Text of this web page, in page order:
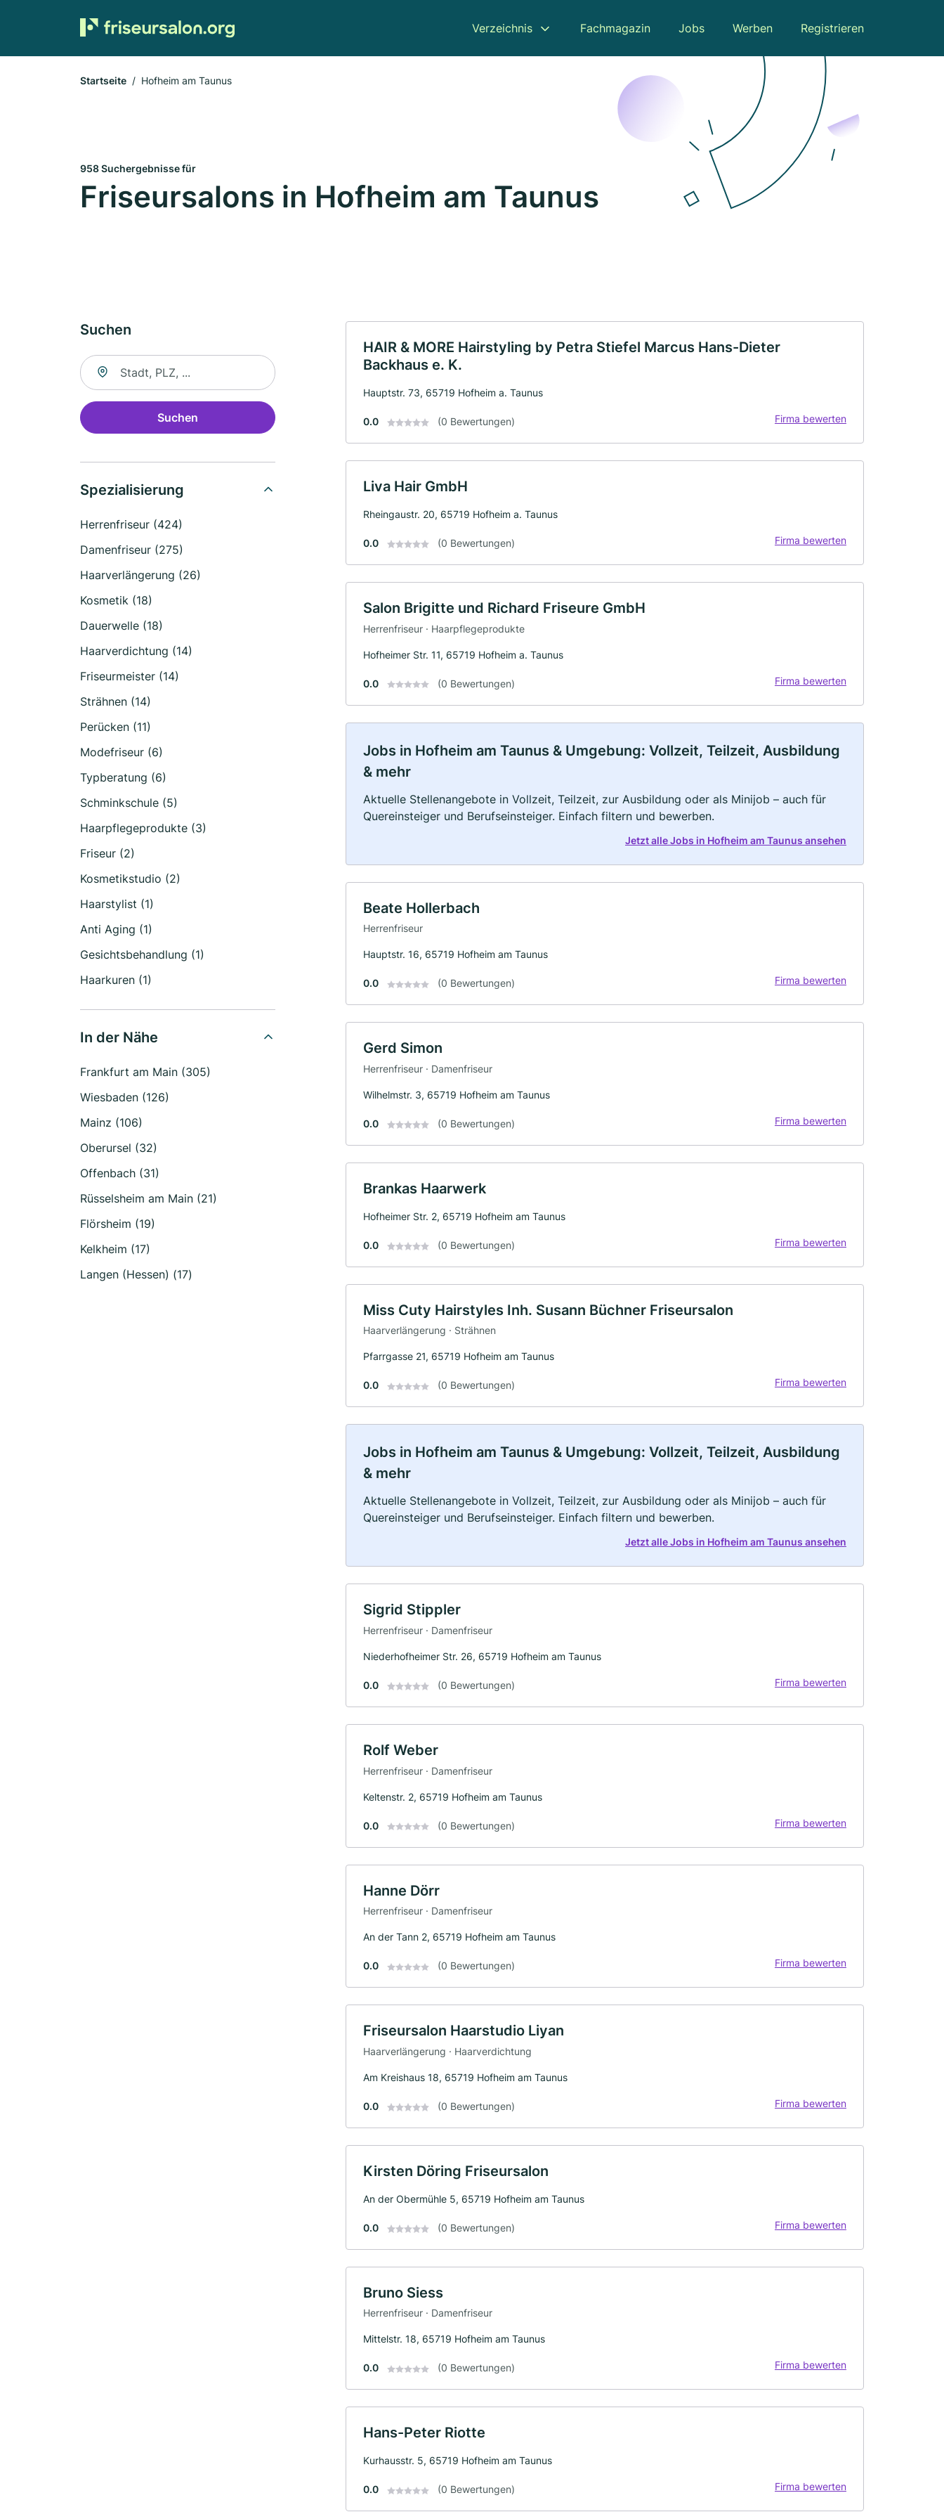
Verzeichnis Fachmagazin Jobs Werben Registrieren
Startseite Hofheim am Taunus
958 Suchergebnisse für
Friseursalons in Hofheim am Taunus
Suchen
Suche nach Ort
Suchen
Spezialisierung
Herrenfriseur (424)
Damenfriseur (275)
Haarverlängerung (26)
Kosmetik (18)
Dauerwelle (18)
Haarverdichtung (14)
Friseurmeister (14)
Strähnen (14)
Perücken (11)
Modefriseur (6)
Typberatung (6)
Schminkschule (5)
Haarpflegeprodukte (3)
Friseur (2)
Kosmetikstudio (2)
Haarstylist (1)
Anti Aging (1)
Gesichtsbehandlung (1)
Haarkuren (1)
In der Nähe
Frankfurt am Main (305)
Wiesbaden (126)
Mainz (106)
Oberursel (32)
Offenbach (31)
Rüsselsheim am Main (21)
Flörsheim (19)
Kelkheim (17)
Langen (Hessen) (17)
HAIR & MORE Hairstyling by Petra Stiefel Marcus Hans-Dieter
Backhaus e. K.
Hauptstr. 73, 65719 Hofheim a. Taunus
0.0 (0 Bewertungen) Firma bewerten
Liva Hair GmbH
Rheingaustr. 20, 65719 Hofheim a. Taunus
0.0 (0 Bewertungen) Firma bewerten
Salon Brigitte und Richard Friseure GmbH
Herrenfriseur · Haarpflegeprodukte
Hofheimer Str. 11, 65719 Hofheim a. Taunus
0.0 (0 Bewertungen) Firma bewerten
Jobs in Hofheim am Taunus & Umgebung: Vollzeit, Teilzeit, Ausbildung
& mehr
Aktuelle Stellenangebote in Vollzeit, Teilzeit, zur Ausbildung oder als Minijob – auch für
Quereinsteiger und Berufseinsteiger. Einfach filtern und bewerben.
Jetzt alle Jobs in Hofheim am Taunus ansehen
Beate Hollerbach
Herrenfriseur
Hauptstr. 16, 65719 Hofheim am Taunus
0.0 (0 Bewertungen) Firma bewerten
Gerd Simon
Herrenfriseur · Damenfriseur
Wilhelmstr. 3, 65719 Hofheim am Taunus
0.0 (0 Bewertungen) Firma bewerten
Brankas Haarwerk
Hofheimer Str. 2, 65719 Hofheim am Taunus
0.0 (0 Bewertungen) Firma bewerten
Miss Cuty Hairstyles Inh. Susann Büchner Friseursalon
Haarverlängerung · Strähnen
Pfarrgasse 21, 65719 Hofheim am Taunus
0.0 (0 Bewertungen) Firma bewerten
Jobs in Hofheim am Taunus & Umgebung: Vollzeit, Teilzeit, Ausbildung
& mehr
Aktuelle Stellenangebote in Vollzeit, Teilzeit, zur Ausbildung oder als Minijob – auch für
Quereinsteiger und Berufseinsteiger. Einfach filtern und bewerben.
Jetzt alle Jobs in Hofheim am Taunus ansehen
Sigrid Stippler
Herrenfriseur · Damenfriseur
Niederhofheimer Str. 26, 65719 Hofheim am Taunus
0.0 (0 Bewertungen) Firma bewerten
Rolf Weber
Herrenfriseur · Damenfriseur
Keltenstr. 2, 65719 Hofheim am Taunus
0.0 (0 Bewertungen) Firma bewerten
Hanne Dörr
Herrenfriseur · Damenfriseur
An der Tann 2, 65719 Hofheim am Taunus
0.0 (0 Bewertungen) Firma bewerten
Friseursalon Haarstudio Liyan
Haarverlängerung · Haarverdichtung
Am Kreishaus 18, 65719 Hofheim am Taunus
0.0 (0 Bewertungen) Firma bewerten
Kirsten Döring Friseursalon
An der Obermühle 5, 65719 Hofheim am Taunus
0.0 (0 Bewertungen) Firma bewerten
Bruno Siess
Herrenfriseur · Damenfriseur
Mittelstr. 18, 65719 Hofheim am Taunus
0.0 (0 Bewertungen) Firma bewerten
Hans-Peter Riotte
Kurhausstr. 5, 65719 Hofheim am Taunus
0.0 (0 Bewertungen) Firma bewerten